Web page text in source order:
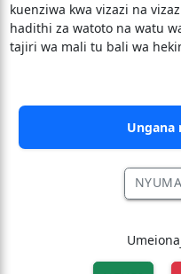
kuenziwa kwa vizazi na
hadithi za watoto na watu
tajiri wa mali tu bali wa
Ungana
NYUMA